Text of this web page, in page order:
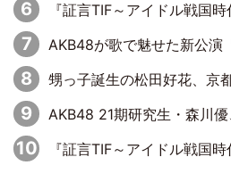
『証言TIF～アイドル戦国時代とはなんだったのか～』第11回：私立恵比寿中学・真山りか×安本彩花「TIFで10
AKB48が歌で魅せた新公演『夢のポップスタ
甥っ子誕生の松田好花、京都で“ふたつの家族”をはしご！ “
AKB48 21期研究生・森川優、
『証言TIF～アイドル戦国時代とはなんだったのか～』第10回：さくら学院・武藤彩未×飯田らうら「